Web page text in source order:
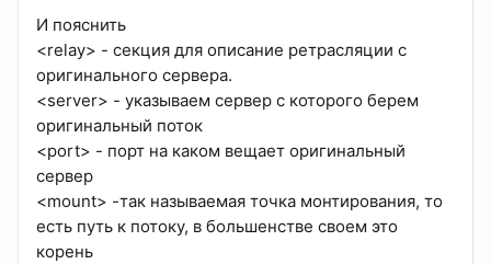
И пояснить
<relay> - секция для описание ретрасляции с
оригинального сервера.
<server> - указываем сервер с которого берем
оригинальный поток
<port> - порт на каком вещает оригинальный
сервер
<mount> -так называемая точка монтирования, то
есть путь к потоку, в большенстве своем это
корень